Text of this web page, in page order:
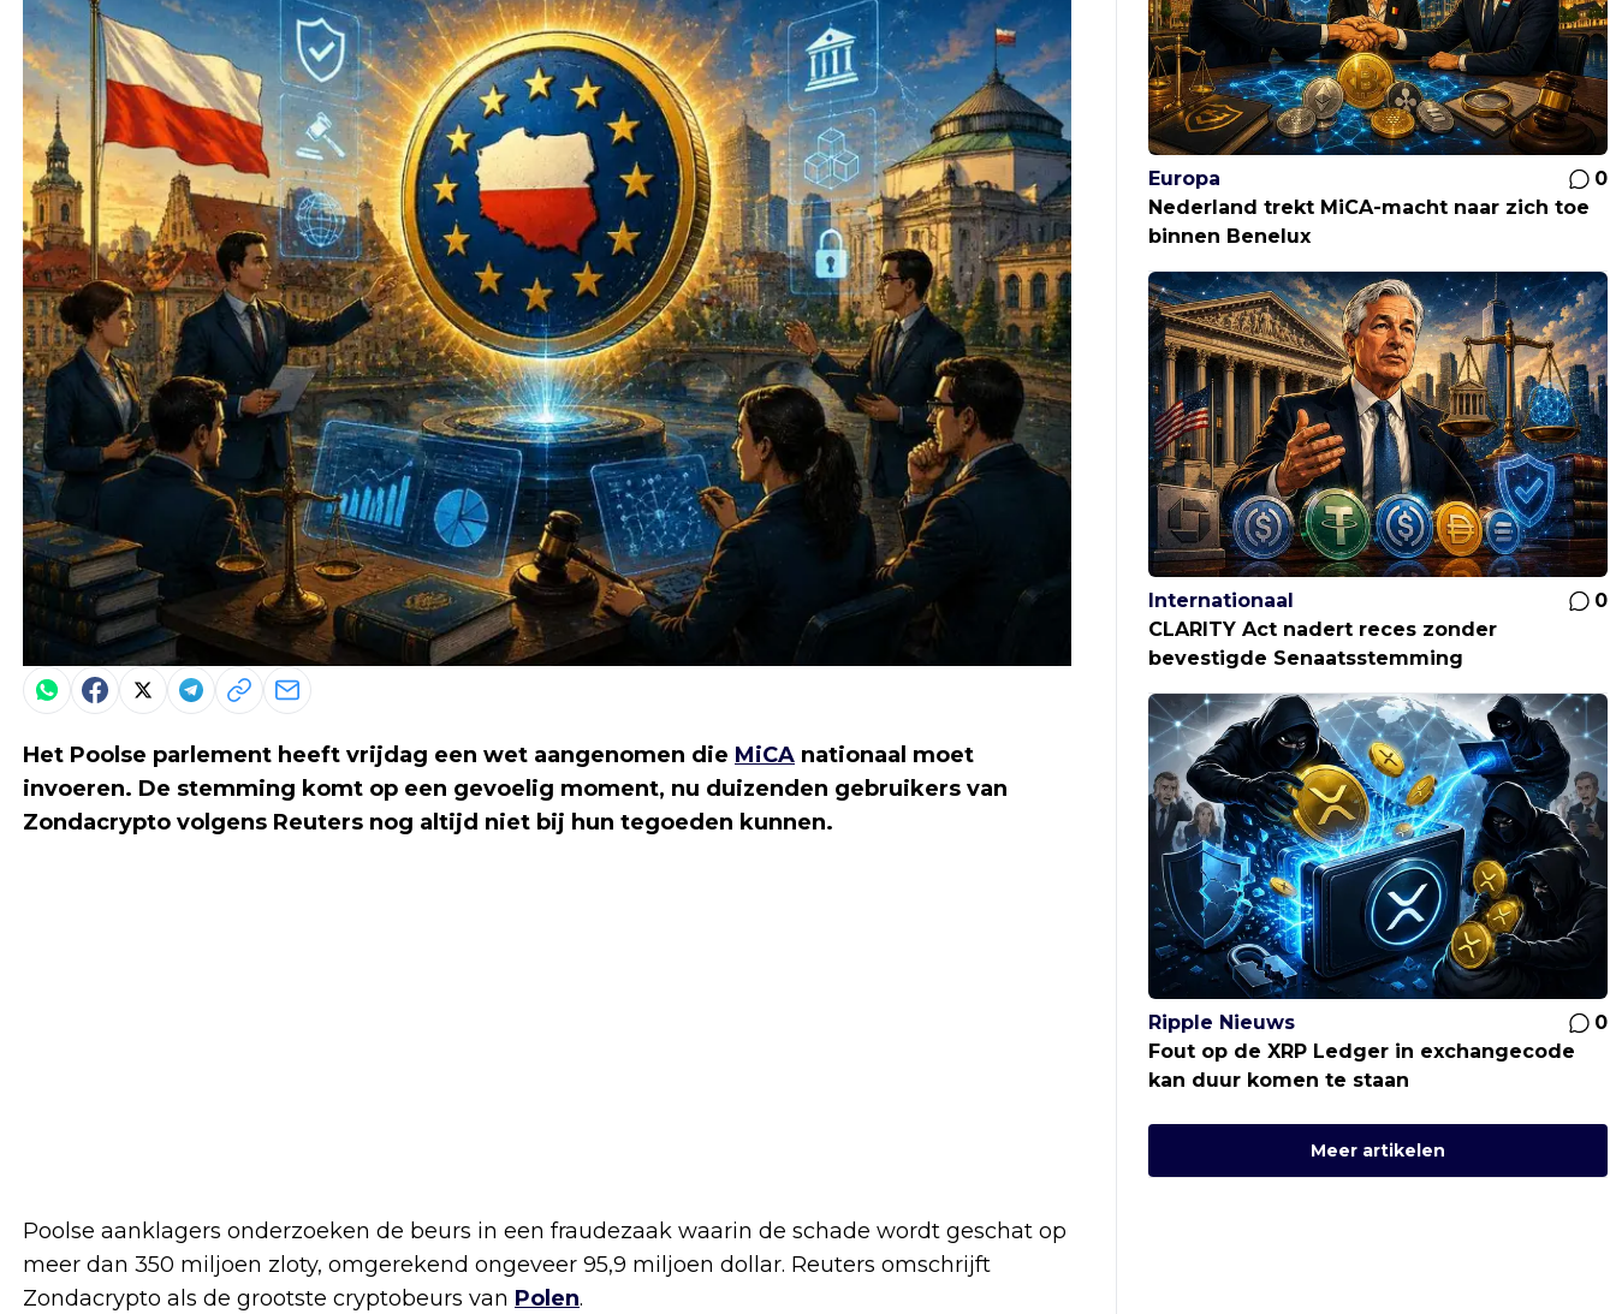
Het Poolse parlement heeft vrijdag een wet aangenomen die MiCA nationaal moet
invoeren. De stemming komt op een gevoelig moment, nu duizenden gebruikers van
Zondacrypto volgens Reuters nog altijd niet bij hun tegoeden kunnen.
Poolse aanklagers onderzoeken de beurs in een fraudezaak waarin de schade wordt geschat op
meer dan 350 miljoen zloty, omgerekend ongeveer 95,9 miljoen dollar. Reuters omschrijft
Zondacrypto als de grootste cryptobeurs van Polen.
Europa
0
Nederland trekt MiCA-macht naar zich toe
binnen Benelux
Internationaal
0
CLARITY Act nadert reces zonder
bevestigde Senaatsstemming
Ripple Nieuws
0
Fout op de XRP Ledger in exchangecode
kan duur komen te staan
Meer artikelen